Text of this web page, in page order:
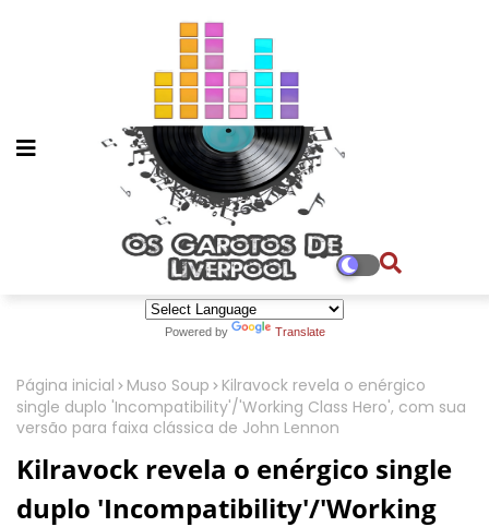
Powered by Translate
Página inicial Muso Soup
Kilravock revela o enérgico
single duplo 'Incompatibility'/'Working Class Hero', com sua
versão para faixa clássica de John Lennon
Kilravock revela o enérgico single
duplo 'Incompatibility'/'Working